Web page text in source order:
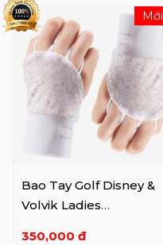
Bao Tay Golf Disney &
Volvik Ladies
350,000 đ
Mới